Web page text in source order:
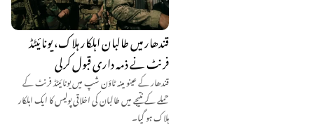
قندھار میں طالبان اہلکار ہلاک، یونائیٹڈ
فرنٹ نے ذمہ داری قبول کرلی
قندھار کے عینو مینہ ٹاؤن شپ میں یونائیٹڈ فرنٹ کے
حملے کے نتیجے میں طالبان کی اخلاقی پولیس کا ایک اہلکار
ہلاک ہو گیا۔